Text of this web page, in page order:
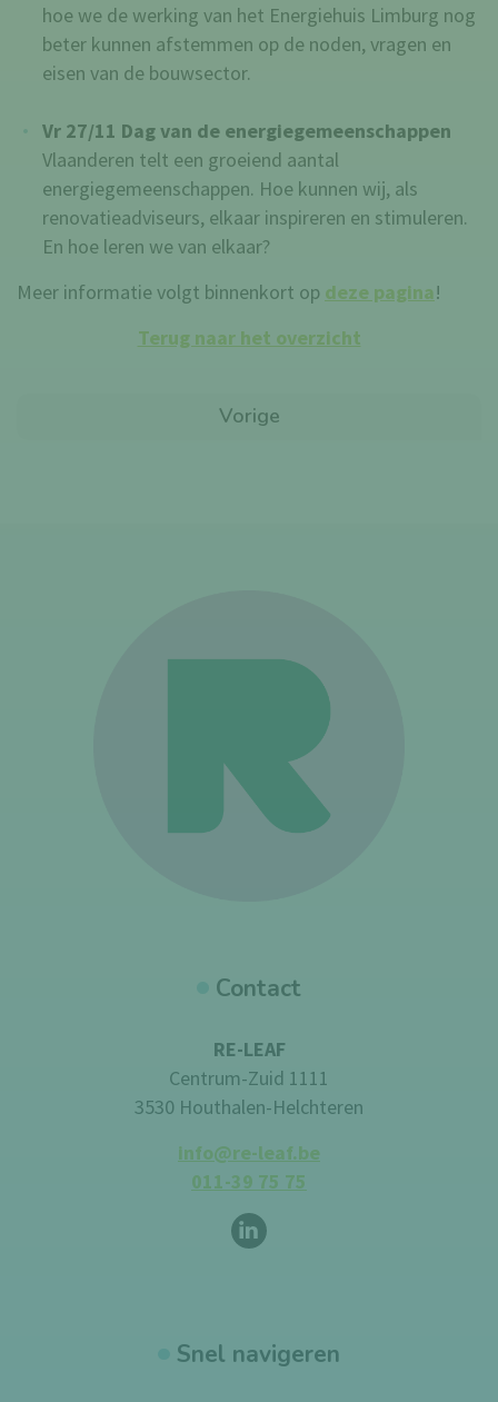
hoe we de werking van het Energiehuis Limburg nog
beter kunnen afstemmen op de noden, vragen en
eisen van de bouwsector.
Vr 27/11 Dag van de energiegemeenschappen
Vlaanderen telt een groeiend aantal
energiegemeenschappen. Hoe kunnen wij, als
renovatieadviseurs, elkaar inspireren en stimuleren.
En hoe leren we van elkaar?
Meer informatie volgt binnenkort op deze pagina!
Terug naar het overzicht
Vorige
Contact
RE-LEAF
Centrum-Zuid 1111
3530 Houthalen-Helchteren
info@re-leaf.be
011-39 75 75
Volg ons op
LinkedIn
Snel navigeren